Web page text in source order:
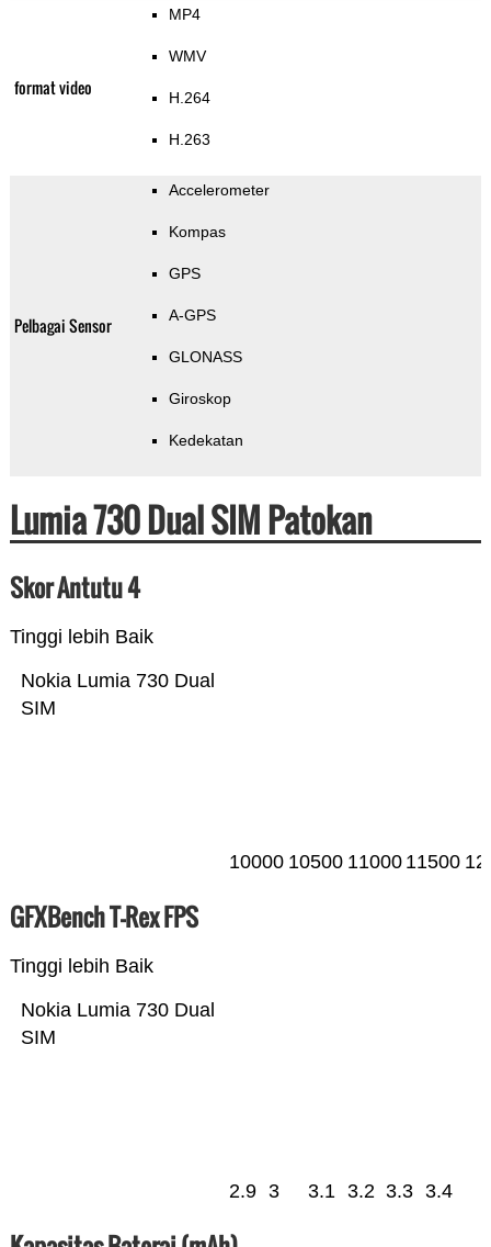
format video
MP4
WMV
H.264
H.263
Pelbagai Sensor
Accelerometer
Kompas
GPS
A-GPS
GLONASS
Giroskop
Kedekatan
Lumia 730 Dual SIM Patokan
Skor Antutu 4
Tinggi lebih Baik
Nokia Lumia 730 Dual
SIM
10000 10500 11000 11500
GFXBench T-Rex FPS
Tinggi lebih Baik
Nokia Lumia 730 Dual
SIM
2.9 3 3.1 3.2 3.3 3.4